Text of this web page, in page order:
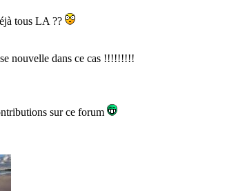
tous LA ??
nouvelle dans ce cas !!!!!!!!!
sur ce forum